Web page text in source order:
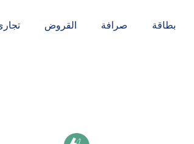
بطاقة صرافة القروض